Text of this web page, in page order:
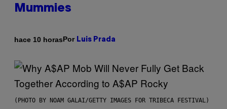
Mummies
hace 10 horasPor Luis Prada
(PHOTO BY NOAM GALAI/GETTY IMAGES FOR TRIBECA FESTIVAL)